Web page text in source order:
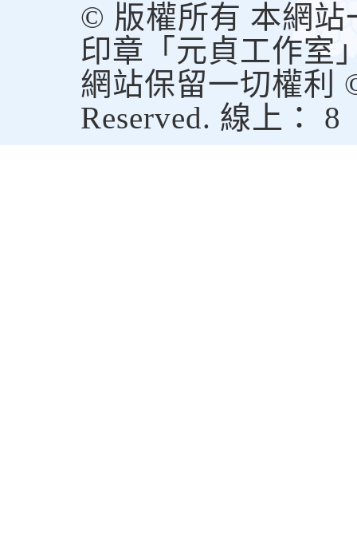
© 版權所有 本網站
印章「元貞工作室
網站保留一切權利
Reserved. 線上： 8